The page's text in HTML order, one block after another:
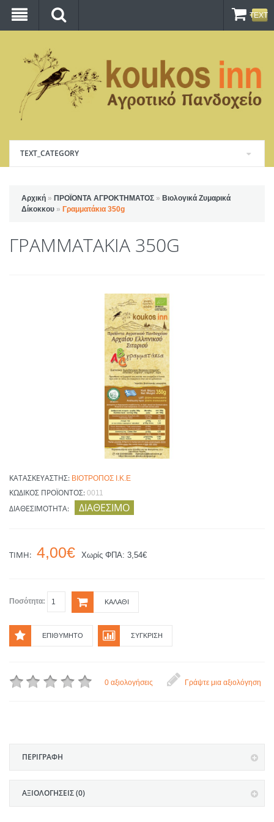
TEXT_CATEGORY
Αρχική » ΠΡΟΪΟΝΤΑ ΑΓΡΟΚΤΗΜΑΤΟΣ » Βιολογικά Ζυμαρικά
Δίκοκκου » Γραμματάκια 350g
ΓΡΑΜΜΑΤΆΚΙΑ 350G
ΚΑΤΑΣΚΕΥΑΣΤΉΣ: ΒΙΟΤΡΌΠΟΣ Ι.Κ.Ε
ΚΩΔΙΚΌΣ ΠΡΟΪΌΝΤΟΣ: 0011
ΔΙΑΘΕΣΙΜΌΤΗΤΑ: ΔΙΑΘΈΣΙΜΟ
ΤΙΜΉ: 4,00€ Χωρίς ΦΠΑ: 3,54€
Ποσότητα: ΚΑΛΆΘΙ
ΕΠΙΘΥΜΗΤΌ ΣΎΓΚΡΙΣΗ
0 αξιολογήσεις Γράψτε μια αξιολόγηση
ΠΕΡΙΓΡΑΦΉ
ΑΞΙΟΛΟΓΉΣΕΙΣ (0)